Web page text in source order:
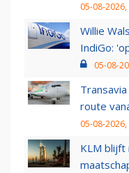
05-08-2026,
Willie
IndiGo:
05-08-
route
05-08-
KLM blijft